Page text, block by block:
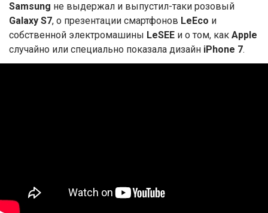
Samsung не выдержал и выпустил-таки розовый
Galaxy S7, о презентации смартфонов LeEco и
собственной электромашины LeSEE и о том, как Apple
случайно или специально показала дизайн iPhone 7.